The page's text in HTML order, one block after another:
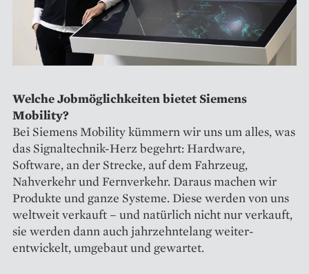
Welche Jobmöglichkeiten bietet Sie­mens
Mobility?
Bei Siemens Mobility kümmern wir uns um alles, was
das Signaltechnik-Herz begehrt: Hardware,
Software, an der Strecke, auf dem Fahrzeug,
Nahverkehr und Fernverkehr. Da­raus machen wir
Produkte und ganze Systeme. Diese werden von uns
weltweit verkauft – und natürlich nicht nur verkauft,
sie werden dann auch jahrzehntelang weiter­
entwickelt, ­umgebaut und gewartet.